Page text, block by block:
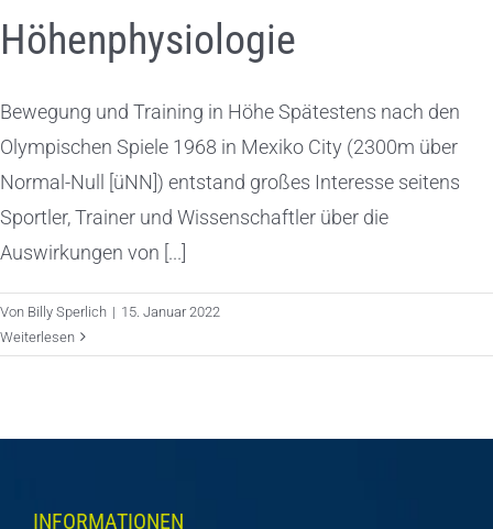
Höhenphysiologie
Bewegung und Training in Höhe Spätestens nach den
Olympischen Spiele 1968 in Mexiko City (2300m über
Normal-Null [üNN]) entstand großes Interesse seitens
Sportler, Trainer und Wissenschaftler über die
Auswirkungen von [...]
Von Billy Sperlich | 15. Januar 2022
Weiterlesen
INFORMATIONEN